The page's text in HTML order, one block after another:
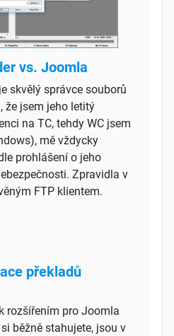
vs. Joomla
skvělý správce souborů
že jsem jeho letitý
na TC, tehdy WC jsem
mě vždycky
prohlášení o jeho
Zpravidla v
FTP klientem.
překladů
rozšířením pro Joomla
běžně stahujete, jsou v